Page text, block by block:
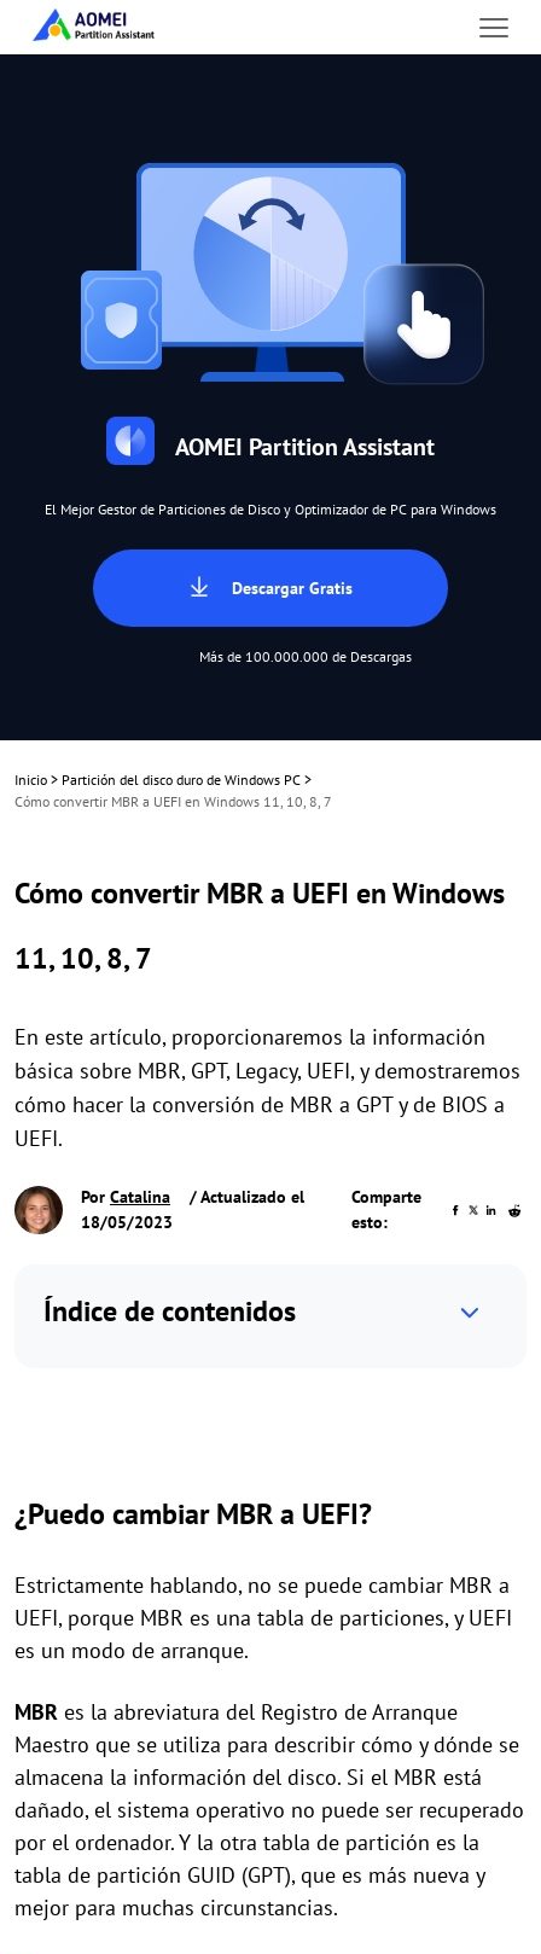
AOMEI Partition Assistant
El Mejor Gestor de Particiones de Disco y Optimizador de PC para Windows
Descargar Gratis
Más de 100.000.000 de Descargas
Inicio > Partición del disco duro de Windows PC >
Cómo convertir MBR a UEFI en Windows 11, 10, 8, 7
Cómo convertir MBR a UEFI en Windows
11, 10, 8, 7
En este artículo, proporcionaremos la información
básica sobre MBR, GPT, Legacy, UEFI, y demostraremos
cómo hacer la conversión de MBR a GPT y de BIOS a
UEFI.
Por Catalina
/ Actualizado el
18/05/2023
Comparte
esto:
Índice de contenidos
¿Puedo cambiar MBR a UEFI?
Estrictamente hablando, no se puede cambiar MBR a
UEFI, porque MBR es una tabla de particiones, y UEFI
es un modo de arranque.
MBR es la abreviatura del Registro de Arranque
Maestro que se utiliza para describir cómo y dónde se
almacena la información del disco. Si el MBR está
dañado, el sistema operativo no puede ser recuperado
por el ordenador. Y la otra tabla de partición es la
tabla de partición GUID (GPT), que es más nueva y
mejor para muchas circunstancias.